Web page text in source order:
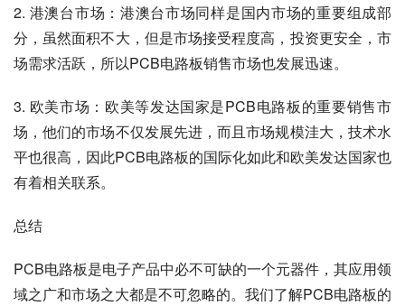
2. 港澳台市场：港澳台市场同样是国内市场的重要组成部
分，虽然面积不大，但是市场接受程度高，投资更安全，市
场需求活跃，所以PCB电路板销售市场也发展迅速。
3. 欧美市场：欧美等发达国家是PCB电路板的重要销售市
场，他们的市场不仅发展先进，而且市场规模洼大，技术水
平也很高，因此PCB电路板的国际化如此和欧美发达国家也
有着相关联系。
总结
PCB电路板是电子产品中必不可缺的一个元器件，其应用领
域之广和市场之大都是不可忽略的。我们了解PCB电路板的